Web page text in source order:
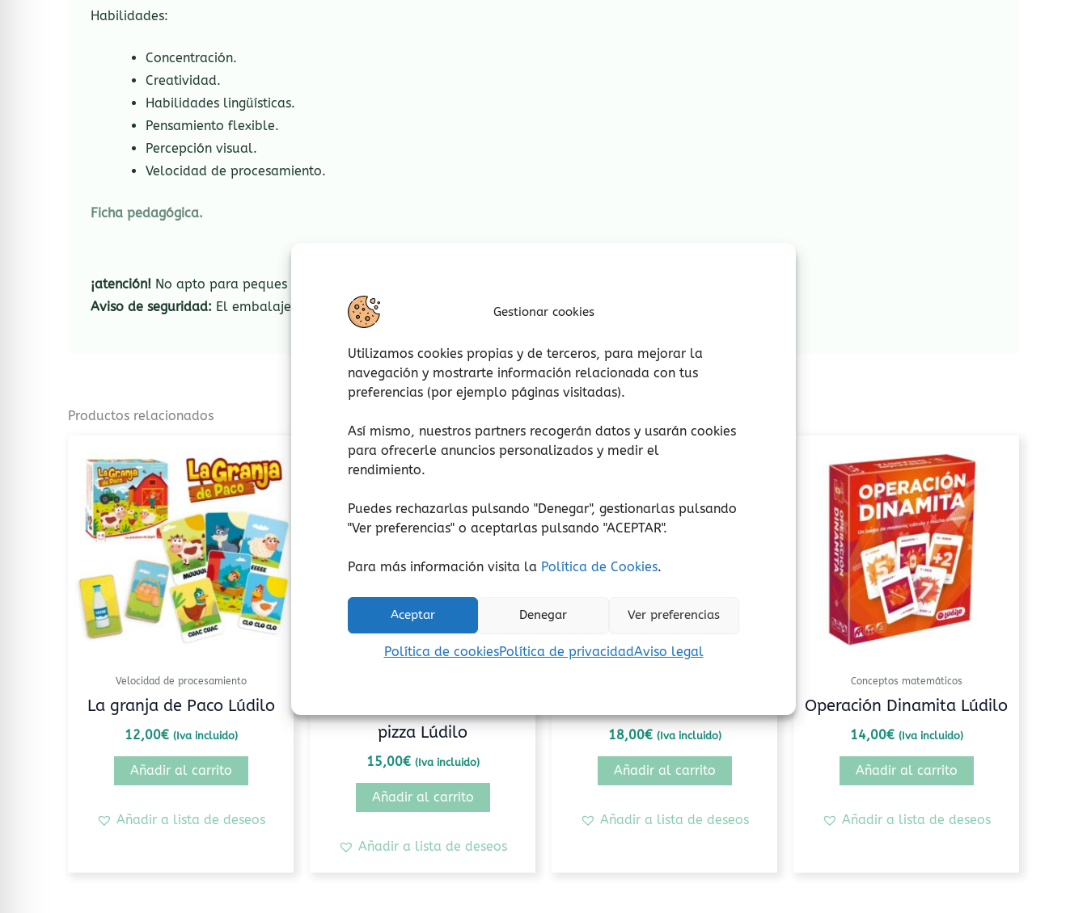
Gestionar cookies
Utilizamos cookies propias y de terceros, para mejorar la
navegación y mostrarte información relacionada con tus
preferencias (por ejemplo páginas visitadas).
Así mismo, nuestros partners recogerán datos y usarán cookies
para ofrecerle anuncios personalizados y medir el
rendimiento.
Puedes rechazarlas pulsando "Denegar", gestionarlas pulsando
"Ver preferencias" o aceptarlas pulsando "ACEPTAR".
Para más información visita la Política de Cookies.
Aceptar Denegar Ver preferencias
Política de cookiesPolítica de privacidadAviso legal
Habilidades:
Concentración.
Creatividad.
Habilidades lingüísticas.
Pensamiento flexible.
Percepción visual.
Velocidad de procesamiento.
Ficha pedagógica.
¡atención! No apto para peques menores de 3 años, peligro de asfixia por piezas pequeñas.
Aviso de seguridad: El embalaje no es un juguete. Retire el embalaje antes de jugar.
Productos relacionados
Velocidad de procesamiento
La granja de Paco Lúdilo
12,00€ (Iva incluido)
Añadir al carrito
Añadir a lista de deseos
pizza Lúdilo
15,00€ (Iva incluido)
Añadir al carrito
Añadir a lista de deseos
18,00€ (Iva incluido)
Añadir al carrito
Añadir a lista de deseos
Conceptos matemáticos
Operación Dinamita Lúdilo
14,00€ (Iva incluido)
Añadir al carrito
Añadir a lista de deseos